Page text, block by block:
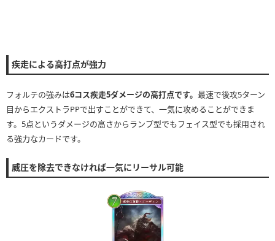
疾走による高打点が強力
フォルテの強みは6コス疾走5ダメージの高打点です。 最速で後攻5ターン
目からエクストラPPで出すことができて、一気に攻めることができま
す。5点というダメージの高さからランプ型でもフェイス型でも採用され
る強力なカードです。
威圧を除去できなければ一気にリーサル可能